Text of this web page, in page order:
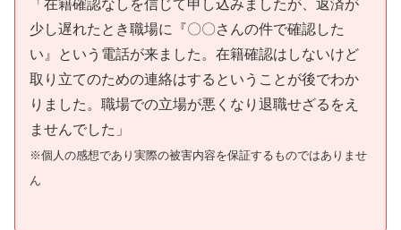
「在籍確認なしを信じて申し込みましたが、返済が
少し遅れたとき職場に『〇〇さんの件で確認した
い』という電話が来ました。在籍確認はしないけど
取り立てのための連絡はするということが後でわか
りました。職場での立場が悪くなり退職せざるをえ
ませんでした」
※個人の感想であり実際の被害内容を保証するものではありませ
ん